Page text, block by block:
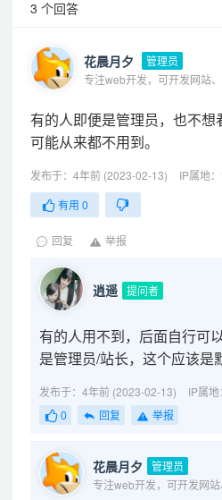
3 个回答
花晨月夕
管理员
有的人即便是管理员，也不
可能从来都不用到。
发布于：4年前 (2023-02-13) IP属地
有用 0
回复 举报
逍遥 提问者
有的人用不到，后面自行可
是管理员/站长，这个应该是
发布于：4年前 (2023-02-13) IP属
0 回复 举报
花晨月夕
管理员